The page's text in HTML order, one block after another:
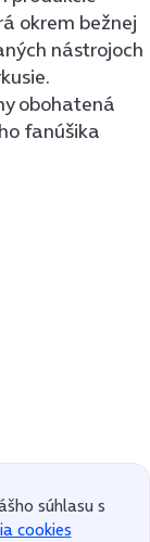
okrem bežnej
nástrojoch
obohatená
fanúšika
súhlasu s
cookies